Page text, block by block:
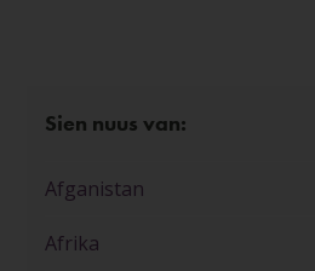
Sien nuus van:
Afganistan
Afrika